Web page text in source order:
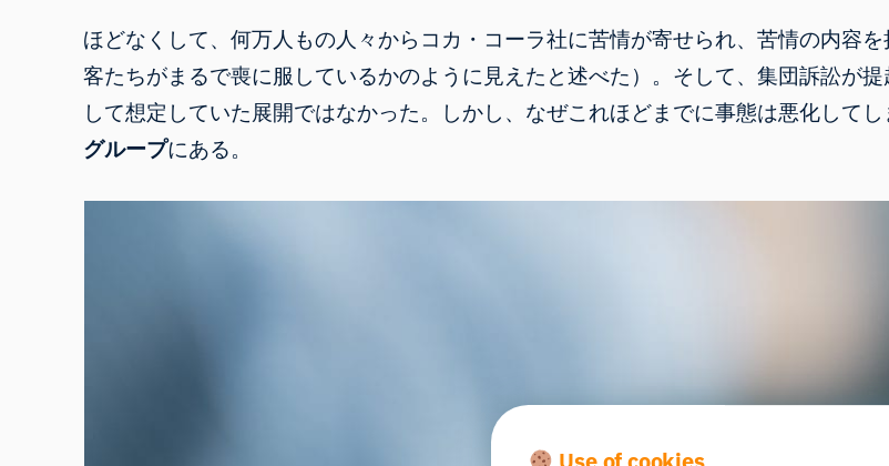
ほどなくして、何万人もの人々からコカ・コーラ社に苦情が寄せられ、苦情の内容
客たちがまるで喪に服しているかのように見えたと述べた）。そして、集団訴訟が
して想定していた展開ではなかった。しかし、なぜこれほどまでに事態は悪化して
グループにある。